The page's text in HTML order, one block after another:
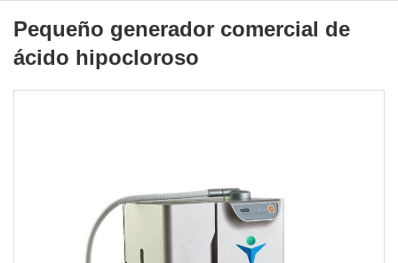
Generador hipocloroso empresarial
comercial de ácido hipocloroso
Pequeño generador comercial de
ácido hipocloroso